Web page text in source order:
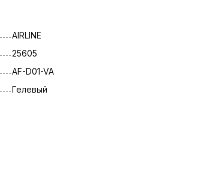
AIRLINE
25605
AF-D01-VA
Гелевый